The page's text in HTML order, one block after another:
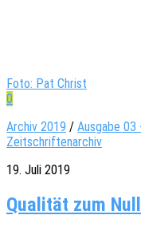
Foto: Pat Christ
0
Archiv 2019 / Ausgabe 03
Zeitschriftenarchiv
19. Juli 2019
Qualität zum